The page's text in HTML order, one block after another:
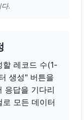
.
할 레코드 수(1-
생성" 버튼을
응답을 기다리
모든 데이터